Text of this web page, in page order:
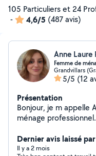
105 Particuliers et 24
-
4,6/5 (487 avis)
Anne Laure
Femme de
Grandvillars
5/5 (12
Présentation
Bonjour, je m appelle Anne
ménage
récupérer ( joints de
Salle de bain) J
Dernier avis laissé
Il y a 2 mois